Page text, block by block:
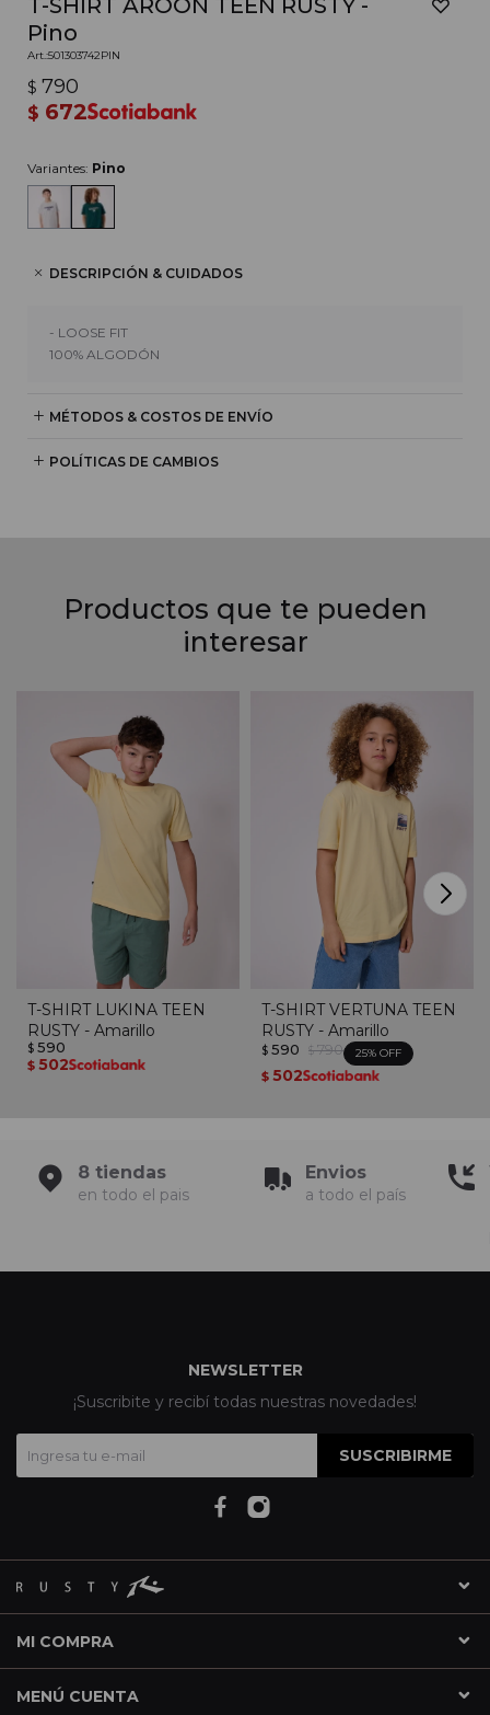
T-SHIRT AROON TEEN RUSTY -
Pino
501303742PIN
$ 790
$ 672
Variantes: Pino
DESCRIPCIÓN & CUIDADOS
- LOOSE FIT
100% ALGODÓN
MÉTODOS & COSTOS DE ENVÍO
POLÍTICAS DE CAMBIOS
Productos que te pueden
interesar
T-SHIRT LUKINA TEEN
RUSTY - Amarillo
$ 590
$ 502
T-SHIRT VERTUNA TEEN
RUSTY - Amarillo
$ 590 $ 790 25
$ 502
8 tiendas
en todo el pais
Envios
a todo el país
MI COMPRA
MENÚ CUENTA
NEWSLETTER
¡Suscribite y recibí todas nuestras novedades!
SUSCRIBIRME